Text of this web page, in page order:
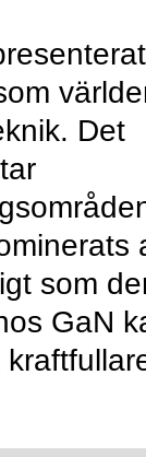
Det
som
GaN